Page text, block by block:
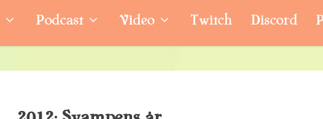
Podcast Video Twitch Discord